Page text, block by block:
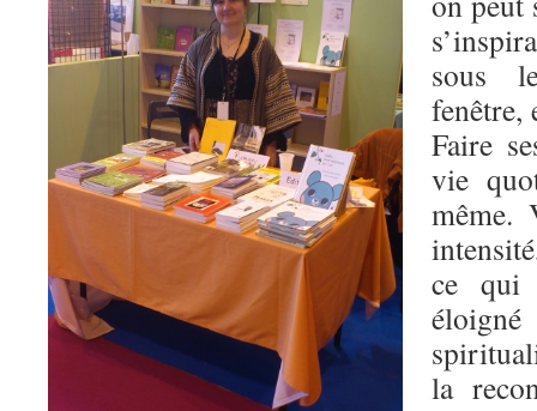
sous
fenêtre,
Faire
vie
même.
ce qui
la